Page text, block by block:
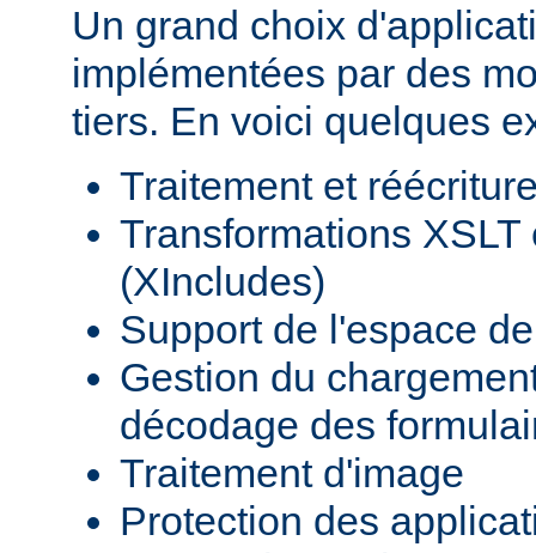
Un grand choix
implémentées par des
tiers. En voici quelques
Traitement et
Transformations
(XIncludes)
Support de l'espace
Gestion du
décodage des
Traitement d'image
Protection des